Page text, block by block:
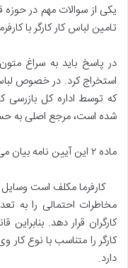
یکی از سوالات مهم در
تامین لباس کار کارگر با
در پاسخ باید به سراغ
استخراج کرد. در خصوص
که توسط اداره کل بازرسی
شده است، مرجع اصلی به
ماده ۲ این آیین نامه بیان می‌دارد:
کارفرما مکلف است
مخاطرات احتمالی را به
کارگران قرار دهد.
کارگر را متناسب با نوع
دارد.